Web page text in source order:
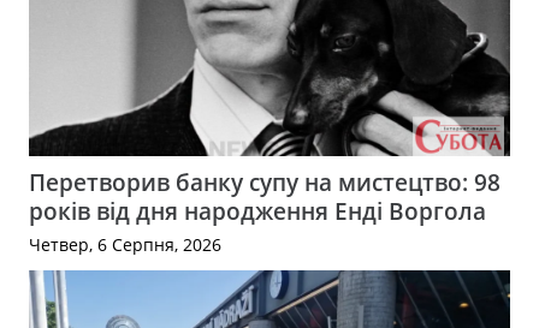
Перетворив банку супу на мистецтво: 98
років від дня народження Енді Воргола
Четвер, 6 Серпня, 2026